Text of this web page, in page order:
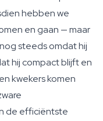
hebben we
en gaan — maar
steeds omdat hij
hij compact blijft en
kwekers komen
de efficiëntste